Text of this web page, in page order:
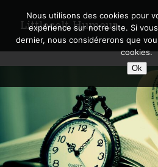
Littlecelt Humeur
Sidebar
Derniers articles
Humeur
Posts
Nous utilisons des cookies pour
expérience sur notre site. Si
dernier, nous considérerons que
cookies.
Ok